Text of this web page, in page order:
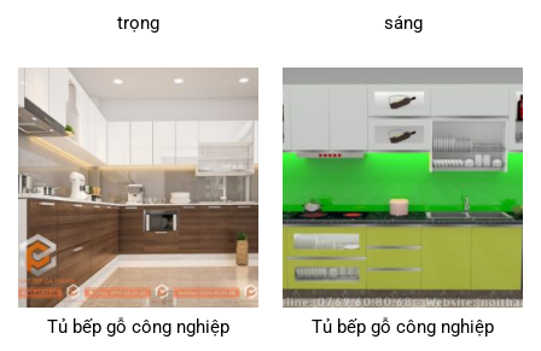
trọng
sáng
Tủ bếp gỗ công nghiệp
Tủ bếp gỗ công nghiệp